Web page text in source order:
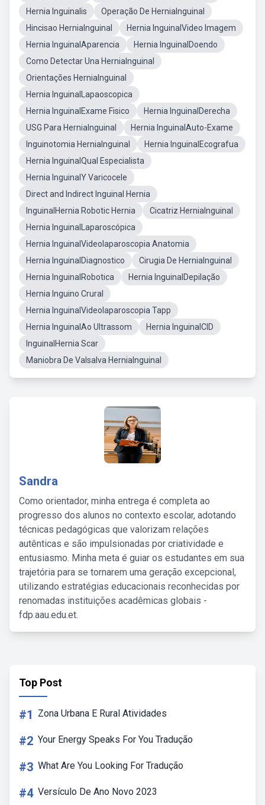
Hernia Inguinalis
Operação De HerniaInguinal
Hincisao HerniaInguinal
Hernia InguinalVideo Imagem
Hernia InguinalAparencia
Hernia InguinalDoendo
Como Detectar Una HerniaInguinal
Orientações HerniaInguinal
Hernia InguinalLapaoscopica
Hernia InguinalExame Fisico
Hernia InguinalDerecha
USG Para HerniaInguinal
Hernia InguinalAuto-Exame
Inguinotomia HerniaInguinal
Hernia InguinalEcografua
Hernia InguinalQual Especialista
Hernia InguinalY Varicocele
Direct and Indirect Inguinal Hernia
InguinalHernia Robotic Hernia
Cicatriz HerniaInguinal
Hernia InguinalLaparoscópica
Hernia InguinalVideolaparoscopia Anatomia
Hernia InguinalDiagnostico
Cirugia De HerniaInguinal
Hernia InguinalRobotica
Hernia InguinalDepilação
Hernia Inguino Crural
Hernia InguinalVideolaparoscopia Tapp
Hernia InguinalAo Ultrassom
Hernia InguinalCID
InguinalHernia Scar
Maniobra De Valsalva HerniaInguinal
Sandra
Como orientador, minha entrega é completa ao
progresso dos alunos no contexto escolar, adotando
técnicas pedagógicas que valorizam relações
autênticas e são impulsionadas por criatividade e
entusiasmo. Minha meta é guiar os estudantes em sua
trajetória para se tornarem uma geração excepcional,
utilizando estratégias educacionais reconhecidas por
renomadas instituições acadêmicas globais -
fdp.aau.edu.et.
Top Post
#1 Zona Urbana E Rural Atividades
#2 Your Energy Speaks For You Tradução
#3 What Are You Looking For Tradução
#4 Versículo De Ano Novo 2023